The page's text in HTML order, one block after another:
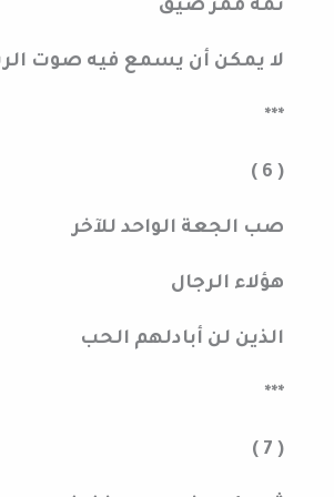
ثمة ممر ضيق
لا يمكن أن يسمع فيه صوت
***
( 6 )
صب الجعة الواحد للآخر
هؤلاء الرجال
الذين لن أبادلهم الحب
***
( 7 )